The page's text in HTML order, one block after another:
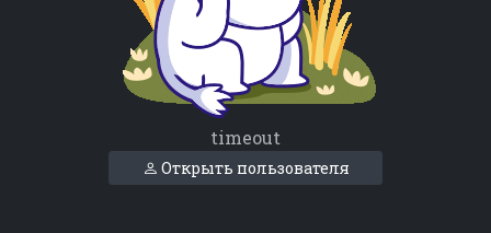
timeout
Открыть пользователя